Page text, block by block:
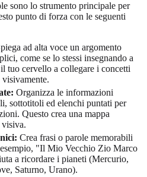
sono lo strumento principale per
punto di forza con le seguenti
ad alta voce un argomento
come se lo stessi insegnando a
tuo cervello a collegare i concetti
Organizza le informazioni
sottotitoli ed elenchi puntati per
Questo crea una mappa
visiva.
Crea frasi o parole memorabili
"Il Mio Vecchio Zio Marco
a ricordare i pianeti (Mercurio,
Saturno, Urano).